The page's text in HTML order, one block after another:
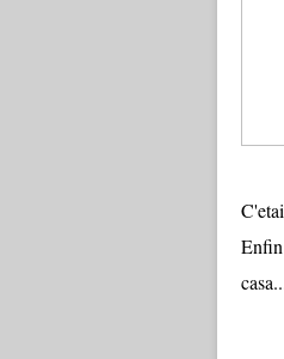
Enfin